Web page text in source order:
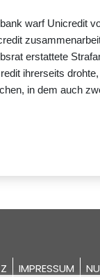
warf Unicredit
erstattete
ihrerseits
in dem auch
IMPRESSUM